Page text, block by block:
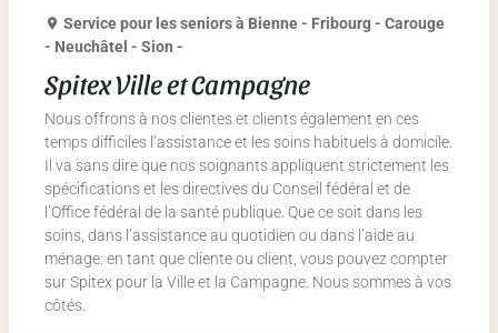
Service pour les seniorsà Bienne - Fribourg - Carouge
- Neuchâtel - Sion -
Spitex Ville et Campagne
Nous offrons à nos clientes et clients également en ces
temps difficiles l’assistance et les soins habituels à domicile.
Il va sans dire que nos soignants appliquent strictement les
spécifications et les directives du Conseil fédéral et de
l’Office fédéral de la santé publique. Que ce soit dans les
soins, dans l’assistance au quotidien ou dans l’aide au
ménage: en tant que cliente ou client, vous pouvez compter
sur Spitex pour la Ville et la Campagne. Nous sommes à vos
côtés.